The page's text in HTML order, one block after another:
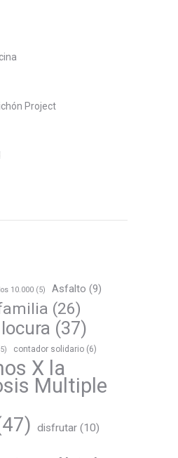
Project
10.000 (5) Asfalto (9)
(26)
(37)
contador solidario (6)
X la
Multiple
disfrutar (10)